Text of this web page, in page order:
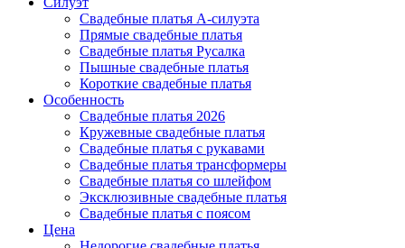
Свадебные платья А-силуэта
Прямые свадебные платья
Свадебные платья Русалка
Пышные свадебные платья
Короткие свадебные платья
Особенность
Свадебные платья 2026
Кружевные свадебные платья
Свадебные платья с рукавами
Свадебные платья трансформеры
Свадебные платья со шлейфом
Эксклюзивные свадебные платья
Свадебные платья с поясом
Цена